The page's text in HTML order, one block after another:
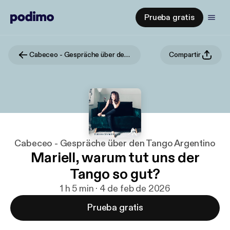
Prueba gratis
Cabeceo - Gespräche über den Tango Argentino Compartir
Cabeceo - Gespräche über den Tango Argentino
Mariell, warum tut uns der
Tango so gut?
1 h 5 min · 4 de feb de 2026
Prueba gratis